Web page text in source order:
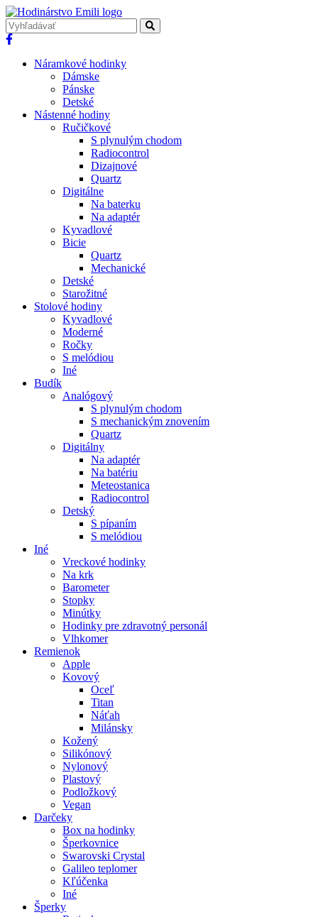
Náramkové hodinky
Dámske
Pánske
Detské
Nástenné hodiny
Ručičkové
S plynulým chodom
Radiocontrol
Dizajnové
Quartz
Digitálne
Na baterku
Na adaptér
Kyvadlové
Bicie
Quartz
Mechanické
Detské
Starožitné
Stolové hodiny
Kyvadlové
Moderné
Ročky
S melódiou
Iné
Budík
Analógový
S plynulým chodom
S mechanickým znovením
Quartz
Digitálny
Na adaptér
Na batériu
Meteostanica
Radiocontrol
Detský
S pípaním
S melódiou
Iné
Vreckové hodinky
Na krk
Barometer
Stopky
Minútky
Hodinky pre zdravotný personál
Vlhkomer
Remienok
Apple
Kovový
Oceľ
Titan
Náťah
Milánsky
Kožený
Silikónový
Nylonový
Plastový
Podložkový
Vegan
Darčeky
Box na hodinky
Šperkovnice
Swarovski Crystal
Galileo teplomer
Kľúčenka
Iné
Šperky